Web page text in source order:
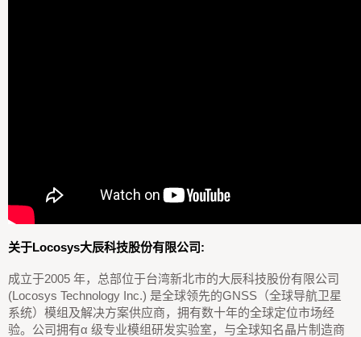
关于Locosys大辰科技股份有限公司:
成立于2005 年，总部位于台湾新北市的大辰科技股份有限公司
(Locosys Technology Inc.) 是全球领先的GNSS（全球导航卫星
系统）模组及解决方案供应商，拥有数十年的全球定位市场经
验。公司拥有α 级专业模组研发实验室，与全球知名晶片制造商